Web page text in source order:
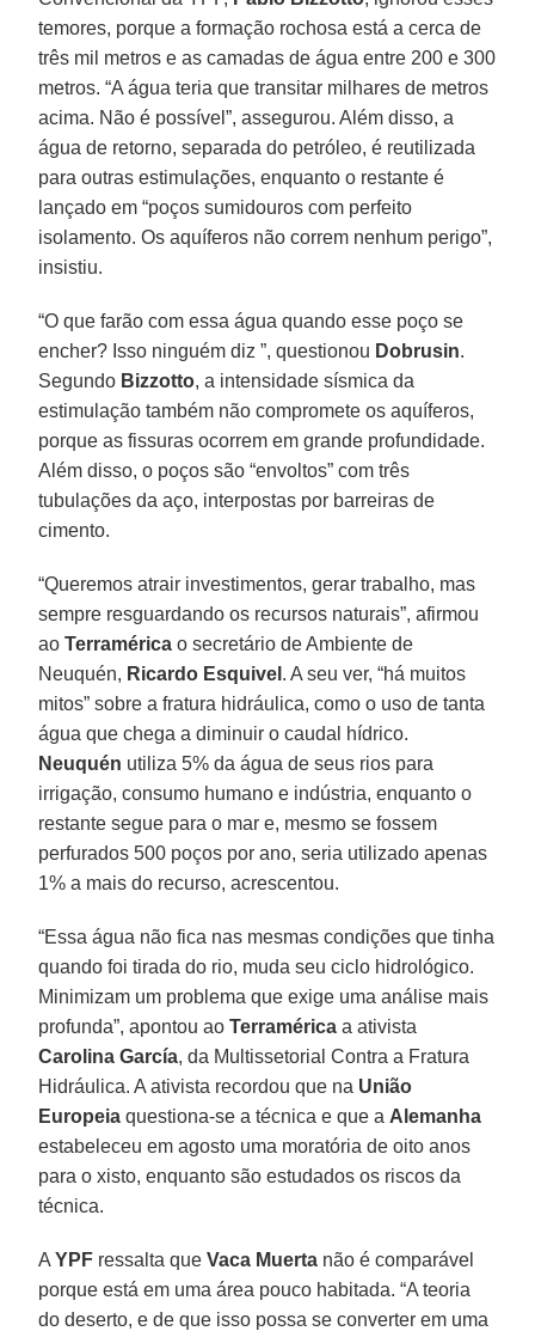
temores, porque a formação rochosa está a cerca de
três mil metros e as camadas de água entre 200 e 300
metros. “A água teria que transitar milhares de metros
acima. Não é possível”, assegurou. Além disso, a
água de retorno, separada do petróleo, é reutilizada
para outras estimulações, enquanto o restante é
lançado em “poços sumidouros com perfeito
isolamento. Os aquíferos não correm nenhum perigo”,
insistiu.
“O que farão com essa água quando esse poço se
encher? Isso ninguém diz ”, questionou Dobrusin.
Segundo Bizzotto, a intensidade sísmica da
estimulação também não compromete os aquíferos,
porque as fissuras ocorrem em grande profundidade.
Além disso, o poços são “envoltos” com três
tubulações da aço, interpostas por barreiras de
cimento.
“Queremos atrair investimentos, gerar trabalho, mas
sempre resguardando os recursos naturais”, afirmou
aoTerramérica o secretário de Ambiente de
Neuquén, Ricardo Esquivel . A seu ver, “há muitos
mitos” sobre a fratura hidráulica, como o uso de tanta
água que chega a diminuir o caudal hídrico.
Neuquén utiliza 5% da água de seus rios para
irrigação, consumo humano e indústria, enquanto o
restante segue para o mar e, mesmo se fossem
perfurados 500 poços por ano, seria utilizado apenas
1% a mais do recurso, acrescentou.
“Essa água não fica nas mesmas condições que tinha
quando foi tirada do rio, muda seu ciclo hidrológico.
Minimizam um problema que exige uma análise mais
profunda”, apontou aoTerramérica a ativista
Carolina García, da Multissetorial Contra a Fratura
Hidráulica. A ativista recordou que na União
Europeia questiona-se a técnica e que a Alemanha
estabeleceu em agosto uma moratória de oito anos
para o xisto, enquanto são estudados os riscos da
técnica.
AYPF ressalta queVaca Muerta não é comparável
porque está em uma área pouco habitada. “A teoria
do deserto, e de que isso possa se converter em uma